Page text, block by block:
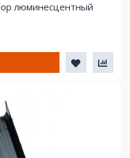
люминесцентный